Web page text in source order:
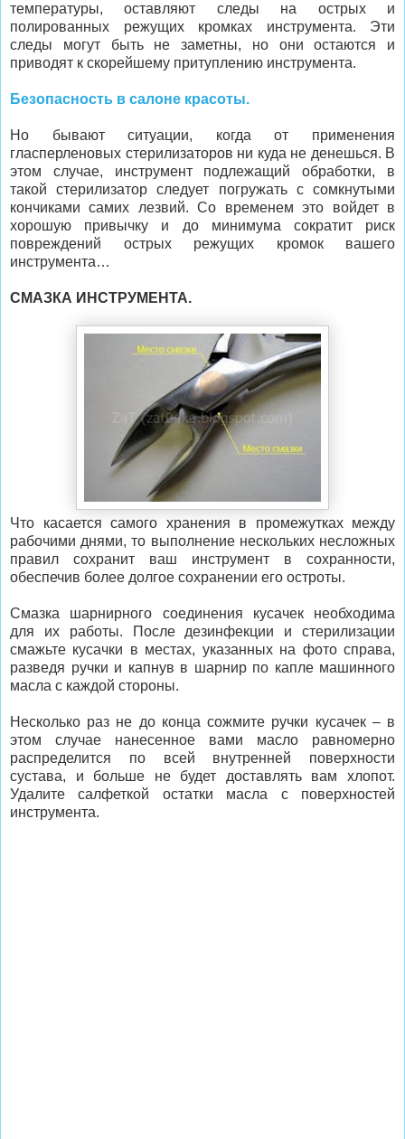
температуры, оставляют следы на острых и
полированных режущих кромках инструмента. Эти
следы могут быть не заметны, но они остаются и
приводят к скорейшему притуплению инструмента.
Безопасность в салоне красоты.
Но бывают ситуации, когда от применения
гласперленовых стерилизаторов ни куда не денешься. В
этом случае, инструмент подлежащий обработки, в
такой стерилизатор следует погружать с сомкнутыми
кончиками самих лезвий. Со временем это войдет в
хорошую привычку и до минимума сократит риск
повреждений острых режущих кромок вашего
инструмента…
СМАЗКА ИНСТРУМЕНТА.
Что касается самого хранения в промежутках между
рабочими днями, то выполнение нескольких несложных
правил сохранит ваш инструмент в сохранности,
обеспечив более долгое сохранении его остроты.
Смазка шарнирного соединения кусачек необходима
для их работы. После дезинфекции и стерилизации
смажьте кусачки в местах, указанных на фото справа,
разведя ручки и капнув в шарнир по капле машинного
масла с каждой стороны.
Несколько раз не до конца сожмите ручки кусачек – в
этом случае нанесенное вами масло равномерно
распределится по всей внутренней поверхности
сустава, и больше не будет доставлять вам хлопот.
Удалите салфеткой остатки масла с поверхностей
инструмента.